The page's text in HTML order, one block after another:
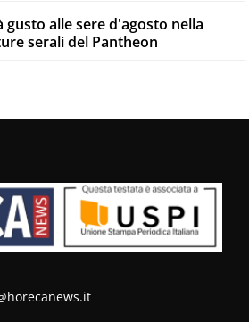
gusto alle sere d'agosto nella
serali del Pantheon